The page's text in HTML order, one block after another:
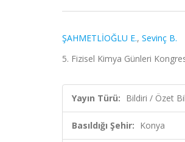
ŞAHMETLİOĞLU E., Sevinç B.
5. Fizisel Kimya Günleri
Yayın Türü: Bildiri / Özet
Basıldığı Şehir: Konya